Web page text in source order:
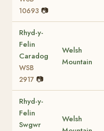
10693 📷
Rhyd-y-
Felin
Caradog
WSB
2917 📷
Welsh
Mountain
Rhyd-y-
Felin
Swgwr
Welsh